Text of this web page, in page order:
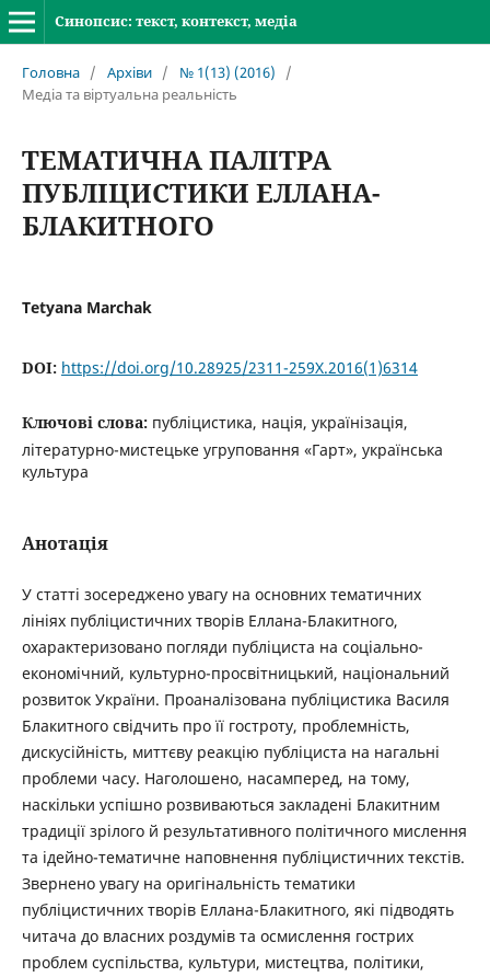
Синопсис: текст, контекст, медіа
Головна / Архіви / № 1(13) (2016)
/
Медіа та віртуальна реальність
ТЕМАТИЧНА ПАЛІТРА
ПУБЛІЦИСТИКИ ЕЛЛАНА-
БЛАКИТНОГО
Tetyana Marchak
DOI: https://doi.org/10.28925/2311-259X.2016(1)6314
Ключові слова: публіцистика, нація, українізація,
літературно-мистецьке угруповання «Гарт», українська
культура
Анотація
У статті зосереджено увагу на основних тематичних
лініях публіцистичних творів Еллана-Блакитного,
охарактеризовано погляди публіциста на соціально-
економічний, культурно-просвітницький, національний
розвиток України. Проаналізована публіцистика Василя
Блакитного свідчить про її гостроту, проблемність,
дискусійність, миттєву реакцію публіциста на нагальні
проблеми часу. Наголошено, насамперед, на тому,
наскільки успішно розвиваються закладені Блакитним
традиції зрілого й результативного політичного мислення
та ідейно-тематичне наповнення публіцистичних текстів.
Звернено увагу на оригінальність тематики
публіцистичних творів Еллана-Блакитного, які підводять
читача до власних роздумів та осмислення гострих
проблем суспільства, культури, мистецтва, політики,